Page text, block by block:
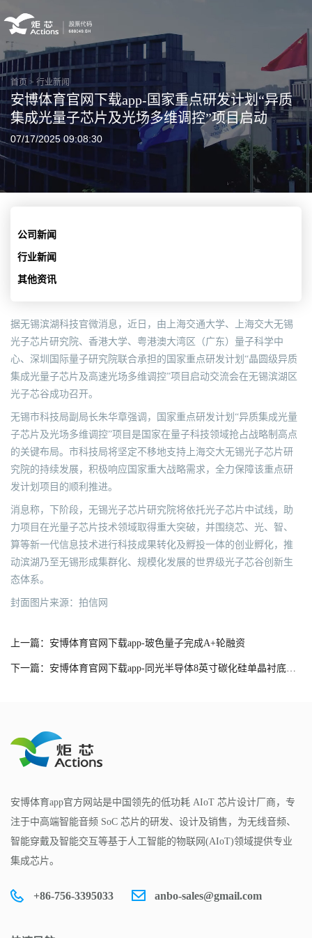
首页 > 行业新闻
安博体育官网下载app-国家重点研发计划“异质
集成光量子芯片及光场多维调控”项目启动
07/17/2025 09:08:30
公司新闻
行业新闻
其他资讯
据无锡滨湖科技官微消息，近日，由上海交通大学、上海交大无锡
光子芯片研究院、香港大学、粤港澳大湾区（广东）量子科学中
心、深圳国际量子研究院联合承担的国家重点研发计划“晶圆级异质
集成光量子芯片及高速光场多维调控”项目启动交流会在无锡滨湖区
光子芯谷成功召开。
无锡市科技局副局长朱华章强调，国家重点研发计划“异质集成光量
子芯片及光场多维调控”项目是国家在量子科技领域抢占战略制高点
的关键布局。市科技局将坚定不移地支持上海交大无锡光子芯片研
究院的持续发展，积极响应国家重大战略需求，全力保障该重点研
发计划项目的顺利推进。
消息称，下阶段，无锡光子芯片研究院将依托光子芯片中试线，助
力项目在光量子芯片技术领域取得重大突破，并围绕芯、光、智、
算等新一代信息技术进行科技成果转化及孵投一体的创业孵化，推
动滨湖乃至无锡形成集群化、规模化发展的世界级光子芯谷创新生
态体系。
封面图片来源：拍信网
上一篇：安博体育官网下载app-玻色量子完成A+轮融资
下一篇：安博体育官网下载app-同光半导体8英寸碳化硅单晶衬底项目开工
安博体育app官方网站是中国领先的低功耗 AIoT 芯片设计厂商，专
注于中高端智能音频 SoC 芯片的研发、设计及销售，为无线音频、
智能穿戴及智能交互等基于人工智能的物联网(AIoT)领域提供专业
集成芯片。
+86-756-3395033 anbo-sales@gmail.com